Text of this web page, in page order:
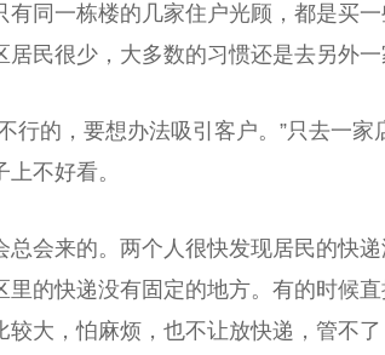
有同一栋楼的几家住户光顾，都是买
居民很少，大多数的习惯还是去另外一
行的，要想办法吸引客户。”只去一
不好看。
总会来的。两个人很快发现居民的快
里的快递没有固定的地方。有的时候
较大，怕麻烦，也不让放快递，管不